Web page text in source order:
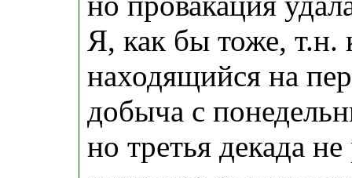
Я, как бы тоже, т.н.
находящийся на
добыча с
но третья декада